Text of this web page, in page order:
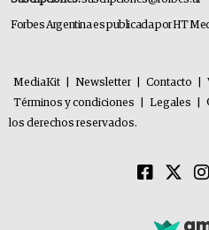
Forbes Argentina es publicada por HT
MediaKit Newsletter Contacto
Términos y condiciones
Legales
los derechos reservados.